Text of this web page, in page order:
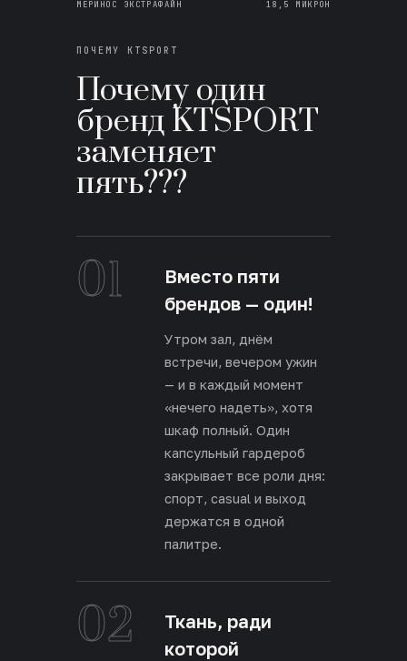
МЕРИНОС ЭКСТРАФАЙН 18,5 МИКРОН
ПОЧЕМУ KTSPORT
Почему один
бренд KTSPORT
заменяет
пять???
01
Вместо пяти
брендов — один!
Утром зал, днём
встречи, вечером ужин
— и в каждый момент
«нечего надеть», хотя
шкаф полный. Один
капсульный гардероб
закрывает все роли дня:
спорт, casual и выход
держатся в одной
палитре.
02
Ткань, ради
которой